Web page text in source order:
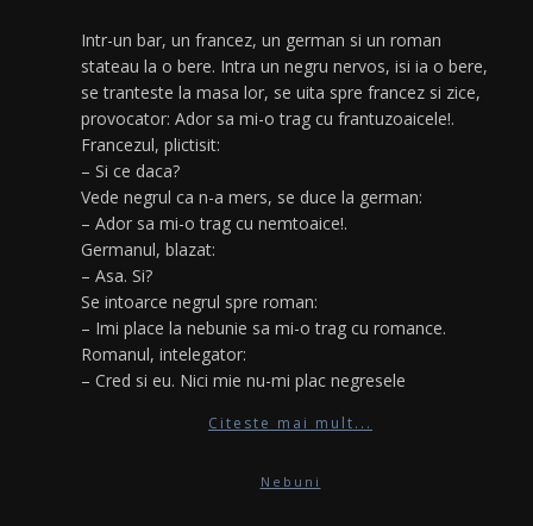
Intr-un bar, un francez, un german si un roman
stateau la o bere. Intra un negru nervos, isi ia o bere,
se tranteste la masa lor, se uita spre francez si zice,
provocator: Ador sa mi-o trag cu frantuzoaicele!.
Francezul, plictisit:
– Si ce daca?
Vede negrul ca n-a mers, se duce la german:
– Ador sa mi-o trag cu nemtoaice!.
Germanul, blazat:
– Asa. Si?
Se intoarce negrul spre roman:
– Imi place la nebunie sa mi-o trag cu romance.
Romanul, intelegator:
– Cred si eu. Nici mie nu-mi plac negresele
Citeste mai mult...
Nebuni